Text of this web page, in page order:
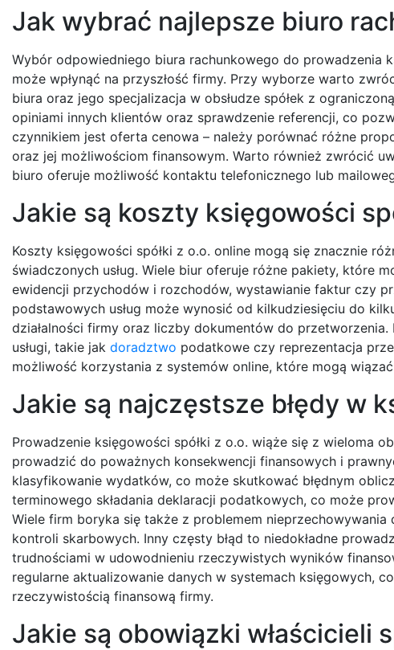
Jak wybrać najlepsze biuro
Wybór odpowiedniego biura rachunkowego do prowadzenia
może wpłynąć na przyszłość firmy. Przy wyborze warto
biura oraz jego specjalizacja w obsłudze spółek z
opiniami innych klientów oraz sprawdzenie referencji, co
czynnikiem jest oferta cenowa – należy porównać różne
oraz jej możliwościom finansowym. Warto również zwrócić
biuro oferuje możliwość kontaktu telefonicznego lub
Jakie są koszty księgowości
Koszty księgowości spółki z o.o. online mogą się znacznie
świadczonych usług. Wiele biur oferuje różne pakiety, które
ewidencji przychodów i rozchodów, wystawianie faktur czy
podstawowych usług może wynosić od kilkudziesięciu do
działalności firmy oraz liczby dokumentów do
usługi, takie jak doradztwo podatkowe czy reprezentacja
możliwość korzystania z systemów online, które mogą
Jakie są najczęstsze błędy w
Prowadzenie księgowości spółki z o.o. wiąże się z wieloma
prowadzić do poważnych konsekwencji finansowych i
klasyfikowanie wydatków, co może skutkować błędnym
terminowego składania deklaracji podatkowych, co może
Wiele firm boryka się także z problemem
kontroli skarbowych. Inny częsty błąd to niedokładne
trudnościami w udowodnieniu rzeczywistych wyników
regularne aktualizowanie danych w systemach księgowych,
rzeczywistością finansową firmy.
Jakie są obowiązki właścicieli